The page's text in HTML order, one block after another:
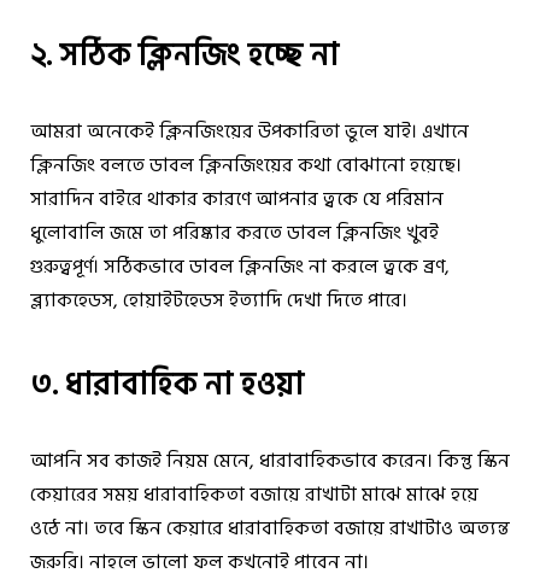
২. সঠিক ক্লিনজিং হচ্ছে না
আমরা অনেকেই ক্লিনজিংয়ের উপকারিতা ভুলে যাই। এখানে
ক্লিনজিং বলতে ডাবল ক্লিনজিংয়ের কথা বোঝানো হয়েছে।
সারাদিন বাইরে থাকার কারণে আপনার ত্বকে যে পরিমান
ধুলোবালি জমে তা পরিষ্কার করতে ডাবল ক্লিনজিং খুবই
গুরুত্বপূর্ণ। সঠিকভাবে ডাবল ক্লিনজিং না করলে ত্বকে ব্রণ,
ব্ল্যাকহেডস, হোয়াইটহেডস ইত্যাদি দেখা দিতে পারে।
৩. ধারাবাহিক না হওয়া
আপনি সব কাজই নিয়ম মেনে, ধারাবাহিকভাবে করেন। কিন্তু স্কিন
কেয়ারের সময় ধারাবাহিকতা বজায়ে রাখাটা মাঝে মাঝে হয়ে
ওঠে না। তবে স্কিন কেয়ারে ধারাবাহিকতা বজায়ে রাখাটাও অত্যন্ত
জরুরি। নাহলে ভালো ফল কখনোই পাবেন না।